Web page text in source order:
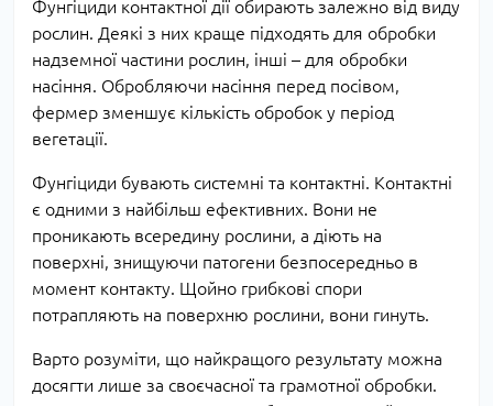
Фунгіциди контактної дії обирають залежно від виду
рослин. Деякі з них краще підходять для обробки
надземної частини рослин, інші – для обробки
насіння. Обробляючи насіння перед посівом,
фермер зменшує кількість обробок у період
вегетації.
Фунгіциди бувають системні та контактні. Контактні
є одними з найбільш ефективних. Вони не
проникають всередину рослини, а діють на
поверхні, знищуючи патогени безпосередньо в
момент контакту. Щойно грибкові спори
потрапляють на поверхню рослини, вони гинуть.
Варто розуміти, що найкращого результату можна
досягти лише за своєчасної та грамотної обробки.